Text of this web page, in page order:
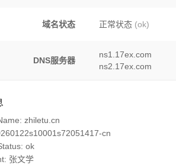
域名状态 正常状态 (ok)
DNS服务器
ns1.17ex.com
ns2.17ex.com
zhiletu.cn
cn
ok
张文学